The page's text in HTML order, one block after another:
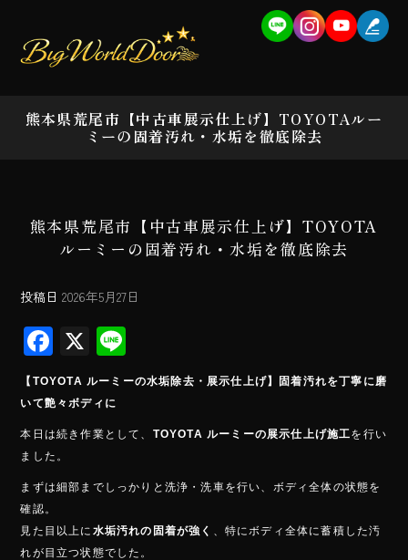
熊本県荒尾市【中古車展示仕上げ】TOYOTAルー
ミーの固着汚れ・水垢を徹底除去
熊本県荒尾市【中古車展示仕上げ】TOYOTA
ルーミーの固着汚れ・水垢を徹底除去
投稿日 2026年5月27日
F
ac
e
b
o
ok
X
ne
【TOYOTA ルーミーの水垢除去・展示仕上げ】固着汚れを丁寧に磨
いて艶々ボディに
本日は続き作業として、 TOYOTA ルーミーの展示仕上げ施工を行い
ました。
まずは細部までしっかりと洗浄・洗車を行い、ボディ全体の状態を
確認。
見た目以上に 水垢汚れの固着が強く 、特にボディ全体に蓄積した汚
れが目立つ状態でした。